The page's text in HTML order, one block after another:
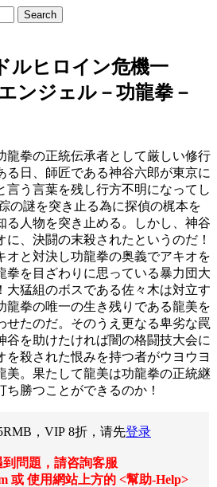
ルヒロイン危機一
ジェル－功龍拳－
龍拳の正統伝承者として厳しい修行
る日、師匠である神谷六郎が東京に
言う言葉を残し行方不明になってし
の謎を突き止る為に探偵の梶本を
る人物を突き止める。しかし、神谷
に、決闘の末殺されたというのだ！
オと対決し功龍拳の奥義でアキオを
拳を目ざわりに思っている暴力団大
大猛組のボスである佐々木は対立す
龍拳の唯一の生き残りである龍美を
せたのだ。そのうえ更なる卑劣な罠
谷を助けたければ闇の格闘技大会に
を殺された恨みを持つ者がウヨウヨ
美。果たして龍美は功龍拳の正統継
勝つことができるのか！
RMB，VIP 8折，请先登录
到問題，請咨詢客服
或 使用網站上方的 <幫助-Help>